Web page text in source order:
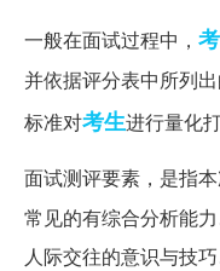
一般在面试过程中，
并依据评分表中所列
标准对考生进行量化打
面试测评要素，是指
常见的有综合分析能
人际交往的意识与技